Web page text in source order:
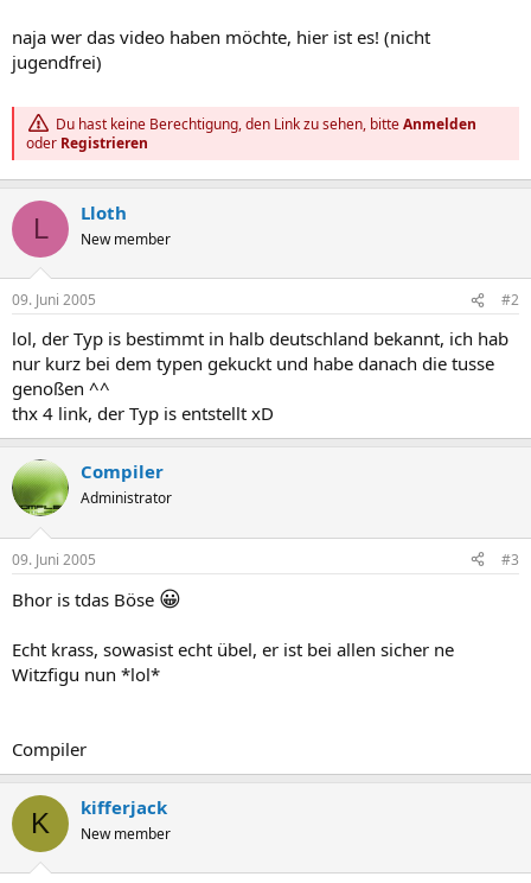
naja wer das video haben möchte, hier ist es! (nicht
jugendfrei)
Du hast keine Berechtigung, den Link zu sehen, bitteAnmelden
oder Registrieren
L Lloth
New member
09. Juni 2005 #2
lol, der Typ is bestimmt in halb deutschland bekannt, ich hab
nur kurz bei dem typen gekuckt und habe danach die tusse
genoßen ^^
thx 4 link, der Typ is entstellt xD
Compiler
Administrator
09. Juni 2005 #3
Bhor is tdas Böse 😀
Echt krass, sowasist echt übel, er ist bei allen sicher ne
Witzfigu nun *lol*
Compiler
K kifferjack
New member